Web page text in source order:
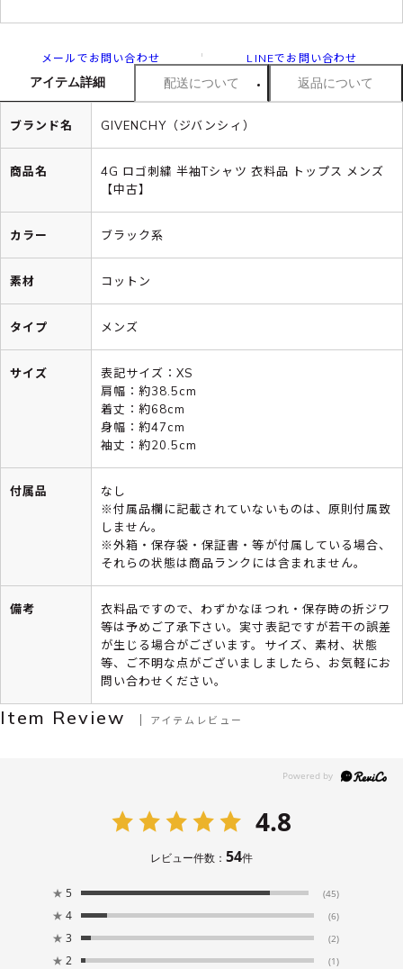
メールでお問い合わせ LINEでお問い合わせ
アイテム詳細 配送について 返品について
ブランド名 GIVENCHY（ジバンシィ）
商品名
4G ロゴ刺繍 半袖Tシャツ 衣料品 トップス メンズ
【中古】
カラー ブラック系
素材 コットン
タイプ メンズ
サイズ
表記サイズ：XS
肩幅：約38.5cm
着丈：約68cm
身幅：約47cm
袖丈：約20.5cm
付属品
なし
※付属品欄に記載されていないものは、原則付属致
しません。
※外箱・保存袋・保証書・等が付属している場合、
それらの状態は商品ランクには含まれません。
備考
衣料品ですので、わずかなほつれ・保存時の折ジワ
等は予めご了承下さい。実寸表記ですが若干の誤差
が生じる場合がございます。サイズ、素材、状態
等、ご不明な点がございましましたら、お気軽にお
問い合わせください。
Item Review アイテムレビュー
4.8
レビュー件数： 54件
★ 5 (45)
★ 4 (6)
★ 3 (2)
★ 2 (1)